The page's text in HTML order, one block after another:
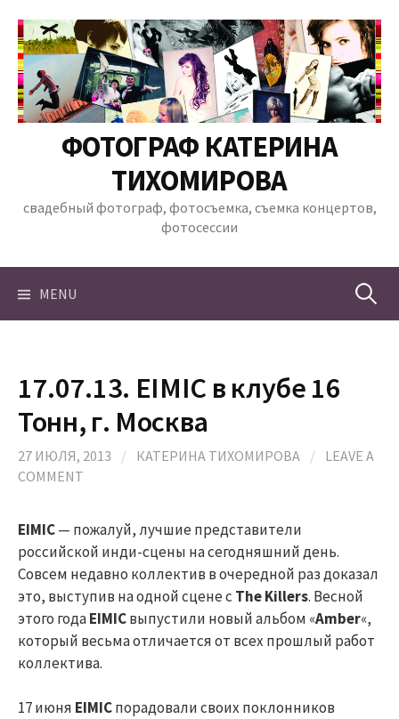
content
ФОТОГРАФ КАТЕРИНА
ТИХОМИРОВА
свадебный фотограф, фотосъемка, съемка концертов,
фотосессии
MENU Найти:
17.07.13. EIMIC в клубе 16
Тонн, г. Москва
27 ИЮЛЯ, 2013 / КАТЕРИНА ТИХОМИРОВА /
LEAVE A
COMMENT
EIMIC— пожалуй, лучшие представители
российской инди-сцены на сегодняшний день.
Совсем недавно коллектив в очередной раз доказал
это, выступив на одной сцене с The Killers. Весной
этого годаEIMICвыпустили новый альбом «Amber«,
который весьма отличается от всех прошлый работ
коллектива.
17 июня EIMICпорадовали своих поклонников